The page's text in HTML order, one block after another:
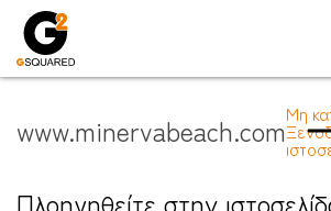
www.minervabeach.comΜη
Πλοηγηθείτε στην